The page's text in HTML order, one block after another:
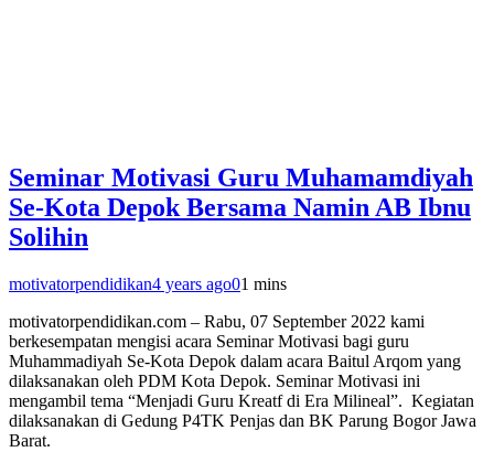
Seminar Motivasi Guru Muhamamdiyah
Se-Kota Depok Bersama Namin AB Ibnu
Solihin
motivatorpendidikan4 years ago01 mins
motivatorpendidikan.com – Rabu, 07 September 2022 kami
berkesempatan mengisi acara Seminar Motivasi bagi guru
Muhammadiyah Se-Kota Depok dalam acara Baitul Arqom yang
dilaksanakan oleh PDM Kota Depok. Seminar Motivasi ini
mengambil tema “Menjadi Guru Kreatf di Era Milineal”. Kegiatan
dilaksanakan di Gedung P4TK Penjas dan BK Parung Bogor Jawa
Barat.